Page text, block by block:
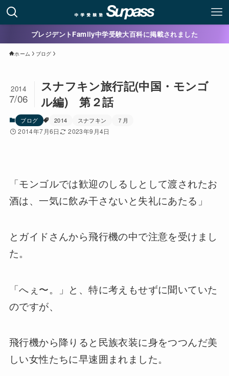
プレジデントFamily中学受験大百科に掲載されました
ホーム ブログ
スナフキン旅行記(中国・モンゴ
ル編) 第２話
2014
7/06
ブログ 2014 スナフキン ７月
2014年7月6日 2023年9月4日
「モンゴルでは歓迎のしるしとして渡されたお
酒は、一気に飲み干さないと失礼にあたる」
とガイドさんから飛行機の中で注意を受けまし
た。
「へぇ〜。」と、特に考えもせずに聞いていた
のですが、
飛行機から降りると民族衣装に身をつつんだ美
しい女性たちに早速囲まれました。